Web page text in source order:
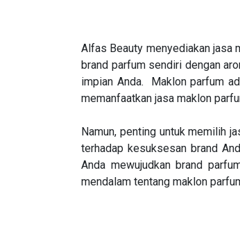
Alfas Beauty menyediakan jasa
brand parfum sendiri dengan
impian Anda. Maklon parfum
memanfaatkan jasa maklon
Namun, penting untuk memilih
terhadap kesuksesan brand
Anda mewujudkan brand
mendalam tentang maklon